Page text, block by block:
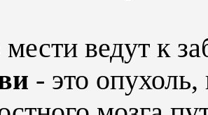
ведут к
- это опухоль,